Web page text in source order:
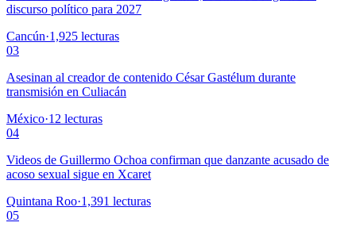
discurso político para 2027
Cancún·1,925 lecturas
03
Asesinan al creador de contenido César Gastélum durante
transmisión en Culiacán
México·12 lecturas
04
Videos de Guillermo Ochoa confirman que danzante acusado de
acoso sexual sigue en Xcaret
Quintana Roo·1,391 lecturas
05